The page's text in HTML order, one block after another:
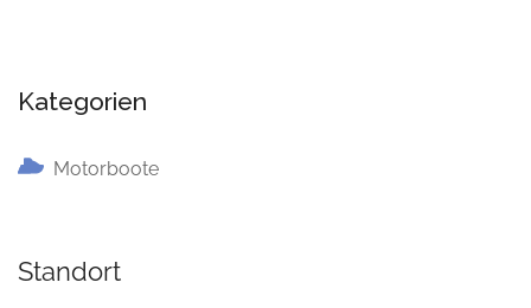
Kategorien
Motorboote
Standort